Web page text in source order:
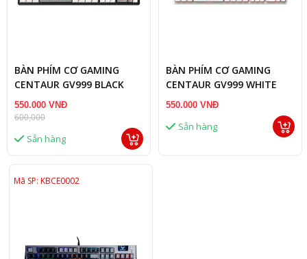
BÀN PHÍM CƠ GAMING
CENTAUR GV999 BLACK
550.000 VNĐ
600,000
Sẵn hàng
BÀN PHÍM CƠ GAMING
CENTAUR GV999 WHITE
550.000 VNĐ
Sẵn hàng
Mã SP: KBCE0002